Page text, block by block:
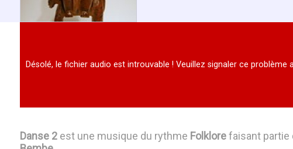
Désolé, le fichier audio est introuvable ! Veuillez signaler ce problème
Danse 2est une musique du rythme Folklorefaisant partie